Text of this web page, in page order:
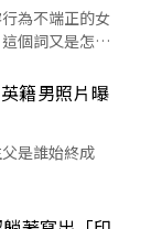
為不端正的女
個詞又是怎麼
籍男照片曝
是誰始終成